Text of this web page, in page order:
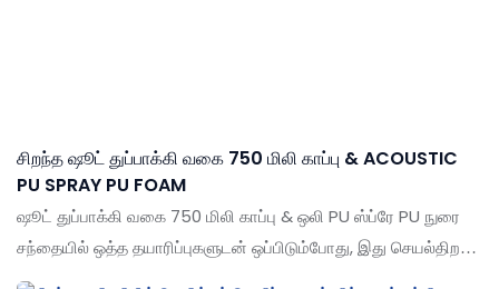
சிறந்த ஷூட் துப்பாக்கி வகை 750 மிலி காப்பு & ACOUSTIC
PU SPRAY PU FOAM
ஷூட் துப்பாக்கி வகை 750 மிலி காப்பு & ஒலி PU ஸ்ப்ரே PU நுரை
சந்தையில் ஒத்த தயாரிப்புகளுடன் ஒப்பிடும்போது, இது செயல்திறன்,
தரம், தோற்றம் போன்றவற்றில் ஒப்பிடமுடியாத சிறந்த நன்மைகளைக்